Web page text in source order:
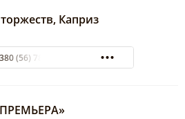
Каприз
(56) 7851273